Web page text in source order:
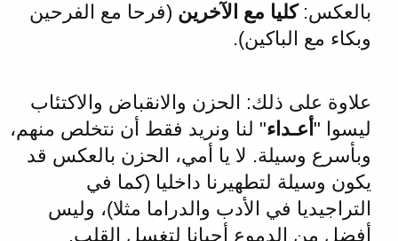
بالعكس:كليا مع الآخرين (فرحا مع الفرحين
وبكاء مع الباكين).
علاوة على ذلك: الحزن والانقباض والاكتئاب
ليسوا " أعـداء" لنا ونريد فقط أن نتخلص منهم،
وبأسرع وسيلة. لا يا أمي، الحزن بالعكس قد
يكون وسيلة لتطهيرنا داخليا (كما في
التراجيديا في الأدب والدراما مثلا)، وليس
أفضل من الدموع أحيانا لتغسل القلب.